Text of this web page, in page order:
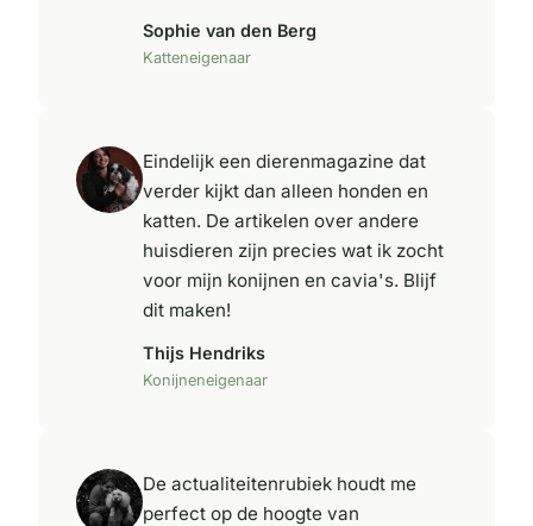
Sophie van den Berg
Katteneigenaar
Eindelijk een dierenmagazine dat
verder kijkt dan alleen honden en
katten. De artikelen over andere
huisdieren zijn precies wat ik zocht
voor mijn konijnen en cavia's. Blijf
dit maken!
Thijs Hendriks
Konijneneigenaar
De actualiteitenrubiek houdt me
perfect op de hoogte van